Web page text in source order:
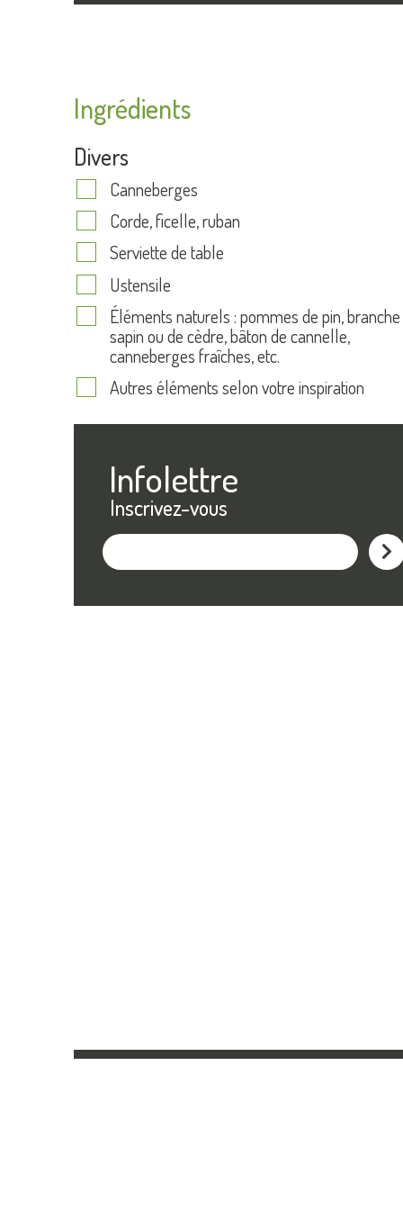
Ingrédients
Divers
Canneberges
Corde, ficelle, ruban
Serviette de table
Ustensile
Éléments naturels : pommes de pin,
sapin ou de cèdre, bâton de cannelle,
canneberges fraîches, etc.
Autres éléments selon votre inspiration
Infolettre
Inscrivez-vous